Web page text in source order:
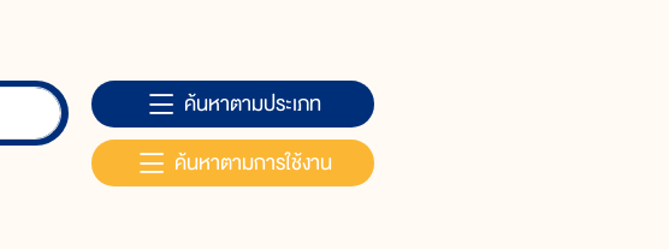
ค้นหาตามประเภท
ค้นหาตามการใช้งาน